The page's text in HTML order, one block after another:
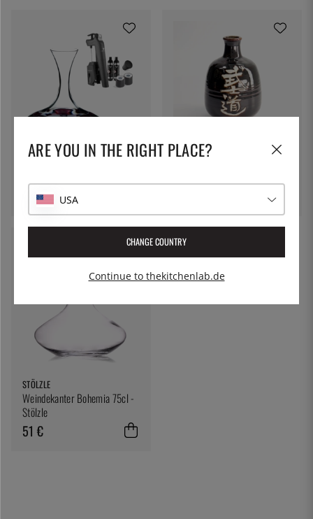
CORAVIN
Ultra Dekanter
372 €
THE KITCHEN LAB
STÖLZLE
Weindekanter Bohemia 75cl -
Stölzle
51 €
ARE YOU IN THE RIGHT PLACE?
USA
CHANGE COUNTRY
Continue to thekitchenlab.de